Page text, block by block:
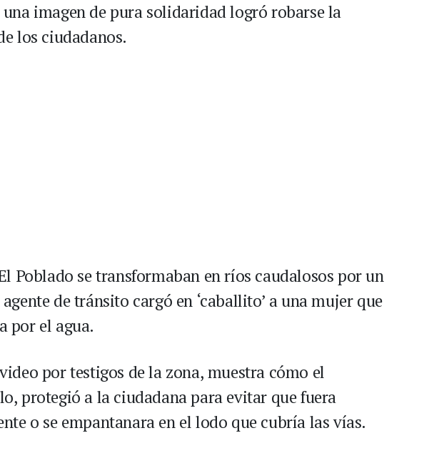
imagen de pura solidaridad logró robarse la
los ciudadanos.
Poblado se transformaban en ríos caudalosos por un
de tránsito cargó en ‘caballito’ a una mujer que
por el agua.
por testigos de la zona, muestra cómo el
protegió a la ciudadana para evitar que fuera
o se empantanara en el lodo que cubría las vías.